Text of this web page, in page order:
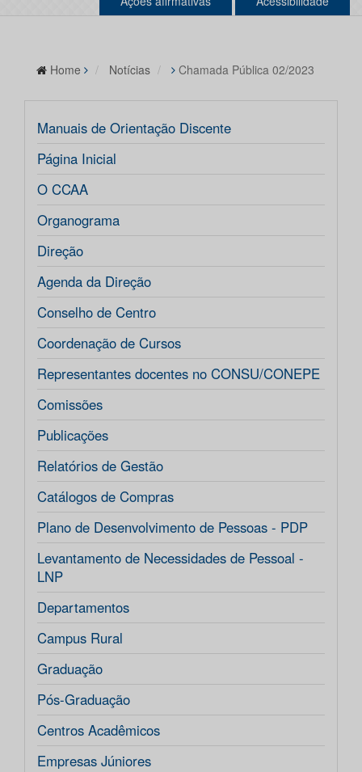
Home Notícias Chamada Pública 02/2023
Manuais de Orientação Discente
Página Inicial
O CCAA
Organograma
Direção
Agenda da Direção
Conselho de Centro
Coordenação de Cursos
Representantes docentes no CONSU/CONEPE
Comissões
Publicações
Relatórios de Gestão
Catálogos de Compras
Plano de Desenvolvimento de Pessoas - PDP
Levantamento de Necessidades de Pessoal -
LNP
Departamentos
Campus Rural
Graduação
Pós-Graduação
Centros Acadêmicos
Empresas Júniores